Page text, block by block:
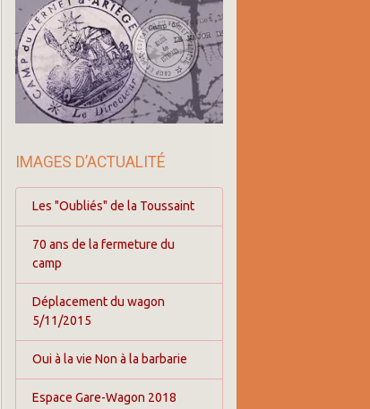
IMAGES D’ACTUALITÉ
Les "Oubliés" de la Toussaint
70 ans de la fermeture du
camp
Déplacement du wagon
5/11/2015
Oui à la vie Non à la barbarie
Espace Gare-Wagon 2018